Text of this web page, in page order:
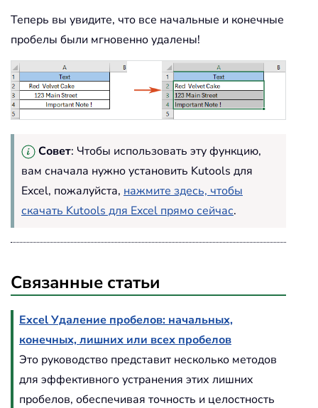
Теперь вы увидите, что все начальные и конечные
пробелы были мгновенно удалены!
Совет: Чтобы использовать эту функцию,
вам сначала нужно установить Kutools для
Excel, пожалуйста, нажмите здесь, чтобы
скачать Kutools для Excel прямо сейчас.
Связанные статьи
Excel Удаление пробелов: начальных,
конечных, лишних или всех пробелов
Это руководство представит несколько методов
для эффективного устранения этих лишних
пробелов, обеспечивая точность и целостность